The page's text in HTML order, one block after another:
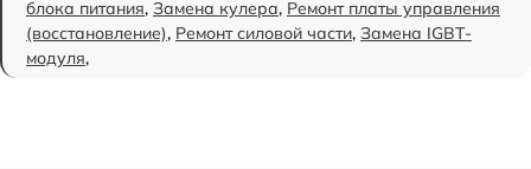
блока питания, Замена кулера, Ремонт платы управления
(восстановление), Ремонт силовой части, Замена IGBT-
модуля,